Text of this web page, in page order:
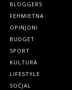
BLOGGERS
FEHMIETNA
OPINJONI
BUDGET
SPORT
KULTURA
LIFESTYLE
SOĊJAL